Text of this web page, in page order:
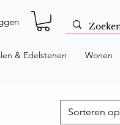
& Edelstenen Wonen
Sorteren op